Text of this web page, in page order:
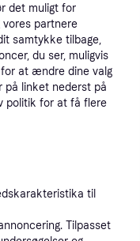
Promoveret
Købsgaranti
det muligt for
partnere
samtykke tilbage,
du ser, muligvis
at ændre dine valg
linket nederst på
politik for at få flere
til
Tilpasset